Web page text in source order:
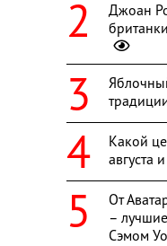
Джоан
Какой
августа
От
–
Сэмом